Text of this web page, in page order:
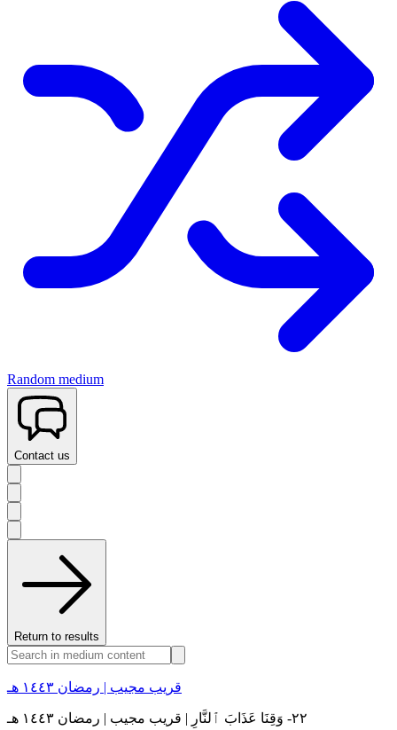
Random medium
Contact us
Return to results
قريب مجيب | رمضان ١٤٤٣ هـ
٢٢- وَقِنَا عَذَابَ ٱلنَّارِ | قريب مجيب | رمضان ١٤٤٣ هـ